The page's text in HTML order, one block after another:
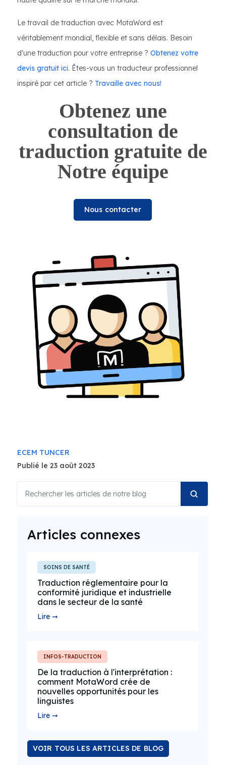
Le travail de traduction avec MotaWord est
véritablement mondial, flexible et sans délais. Besoin
d'une traduction pour votre entreprise ? Obtenez votre
devis gratuit ici. Êtes-vous un traducteur professionnel
inspiré par cet article ? Travaille avec nous!
Obtenez une
consultation de
traduction gratuite de
Notre équipe
Nous contacter
ECEM TUNCER
Publié le 23 août 2023
Articles connexes
SOINS DE SANTÉ
Traduction réglementaire pour la
conformité juridique et industrielle
dans le secteur de la santé
Lire ➞
INFOS-TRADUCTION
De la traduction à l'interprétation :
comment MotaWord crée de
nouvelles opportunités pour les
linguistes
Lire ➞
VOIR TOUS LES ARTICLES DE BLOG